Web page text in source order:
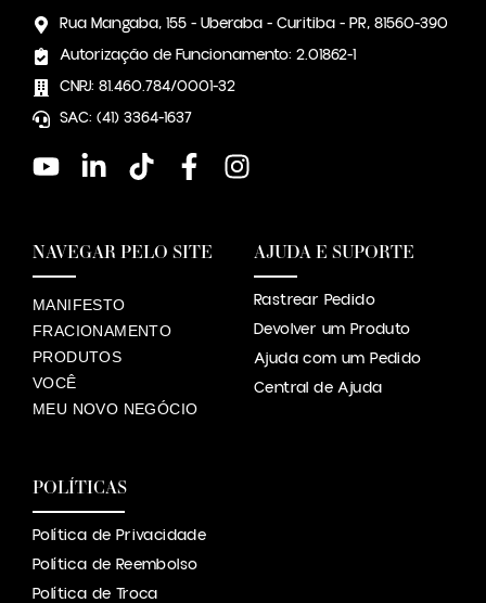
Rua Mangaba, 155 - Uberaba - Curitiba - PR, 81560-390
Autorização de Funcionamento: 2.01862-1
CNPJ: 81.460.784/0001-32
SAC: (41) 3364-1637
NAVEGAR PELO SITE
MANIFESTO
FRACIONAMENTO
PRODUTOS
VOCÊ
MEU NOVO NEGÓCIO
AJUDA E SUPORTE
Rastrear Pedido
Devolver um Produto
Ajuda com um Pedido
Central de Ajuda
POLÍTICAS
Política de Privacidade
Política de Reembolso
Política de Troca